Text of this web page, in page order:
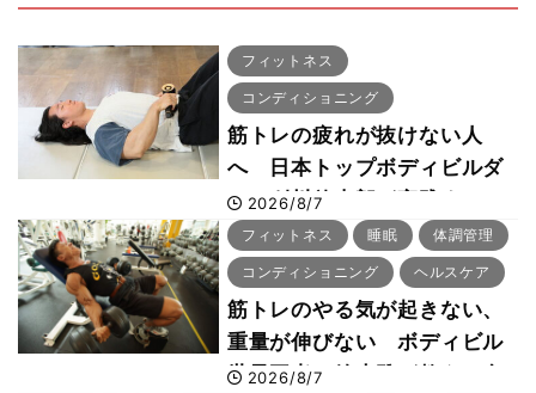
フィットネス
コンディショニング
筋トレの疲れが抜けない人
へ 日本トップボディビルダ
ー・刈川啓志郎が実践する
「回復習慣」
2026/8/7
フィットネス 睡眠 体調管理
コンディショニング ヘルスケア
筋トレのやる気が起きない、
重量が伸びない ボディビル
世界王者・鈴木雅が教える食
2026/8/7